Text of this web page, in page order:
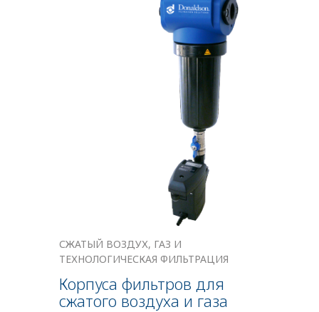
СЖАТЫЙ ВОЗДУХ, ГАЗ И
ТЕХНОЛОГИЧЕСКАЯ ФИЛЬТРАЦИЯ
Корпуса фильтров для
сжатого воздуха и газа